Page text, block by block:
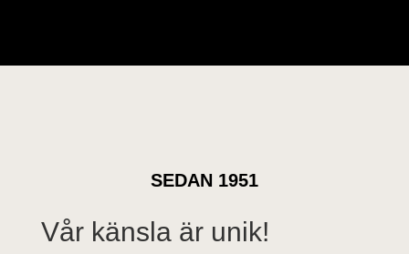
SEDAN 1951
Vår känsla är unik!